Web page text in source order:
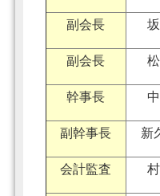
副会長
副会長
幹事長
副幹事長
新
会計監査